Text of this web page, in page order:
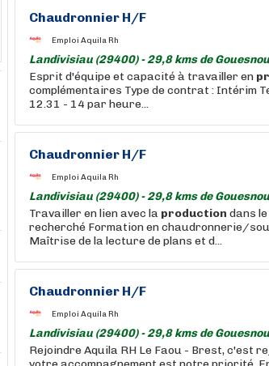
Chaudronnier H/F
Emploi Aquila Rh
Landivisiau (29400) - 29,8 kms de
Esprit d'équipe et capacité à travailler en
complémentaires Type de contrat : Intérim
12.31 - 14 par heure...
Chaudronnier H/F
Emploi Aquila Rh
Landivisiau (29400) - 29,8 kms de
Travailler en lien avec la production dans
recherché Formation en chaudronnerie/
Maîtrise de la lecture de plans et d...
Chaudronnier H/F
Emploi Aquila Rh
Landivisiau (29400) - 29,8 kms de
Rejoindre Aquila RH Le Faou - Brest, c'est